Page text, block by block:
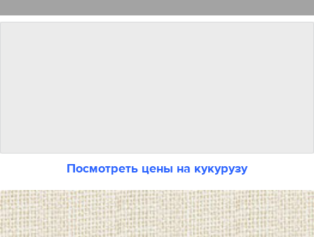
Посмотреть цены на кукурузу